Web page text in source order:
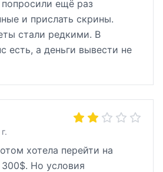
ещё раз
и прислать скрины.
стали редкими. В
есть, а деньги вывести не
хотела перейти на
Но условия